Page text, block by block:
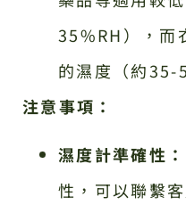
35%RH），而
的濕度（約35-
注意事項：
濕度計準確性：
性，可以聯繫